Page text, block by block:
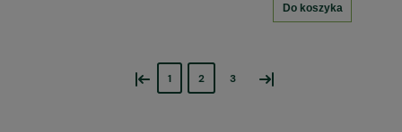
Do koszyka
« 1 2 3 »